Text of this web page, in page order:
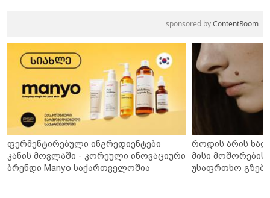
sponsored byContentRoom
ფერმენტირებული ინგრედიენტები
კანის მოვლაში - კორეული ინოვაციური
ბრენდი Manyo საქართველოშია
როდის არის
მისი მოშორების
უსაფრთხო გზები